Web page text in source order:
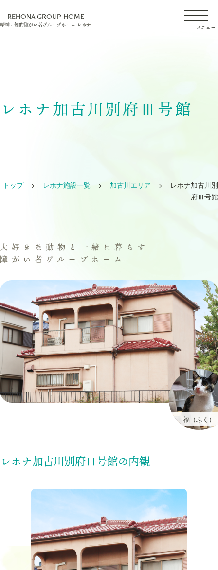
REHONA GROUP HOME
精神・知的障がい者グループホーム レホナ
姫路エリア
レホナ加古川別府Ⅲ号館
トップ > レホナ施設一覧 > 加古川エリア >
レホナ加古川別
府Ⅲ号館
大好きな動物と一緒に暮らす
障がい者グループホーム
福（ふく）
レホナ加古川別府Ⅲ号館の内観